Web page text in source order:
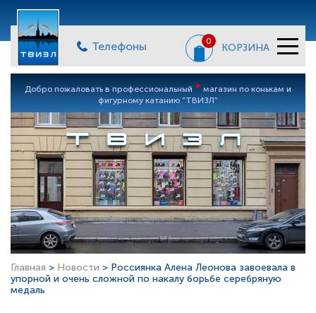
Телефоны 0
КОРЗИНА
Добро пожаловать в профессиональный * магазин по конькам и
фигурному катанию "ТВИЗЛ"
Главная > Новости > Россиянка Алена Леонова завоевала в
упорной и очень сложной по накалу борьбе серебряную
медаль